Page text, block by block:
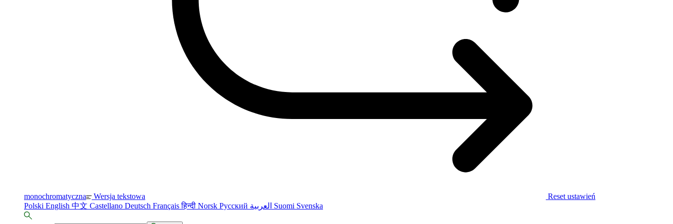
monochromatyczna Wersja tekstowa
Reset ustawień
Polski English 中文 Castellano Deutsch Françaisहिन्दी Norsk Русский Suomi Svenska